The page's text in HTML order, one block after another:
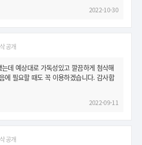
2022-10-30
공개
데 예상대로 가독성있고 깔끔하게 첨삭해
에 필요할 때도 꼭 이용하겠습니다. 감사합
2022-09-11
공개